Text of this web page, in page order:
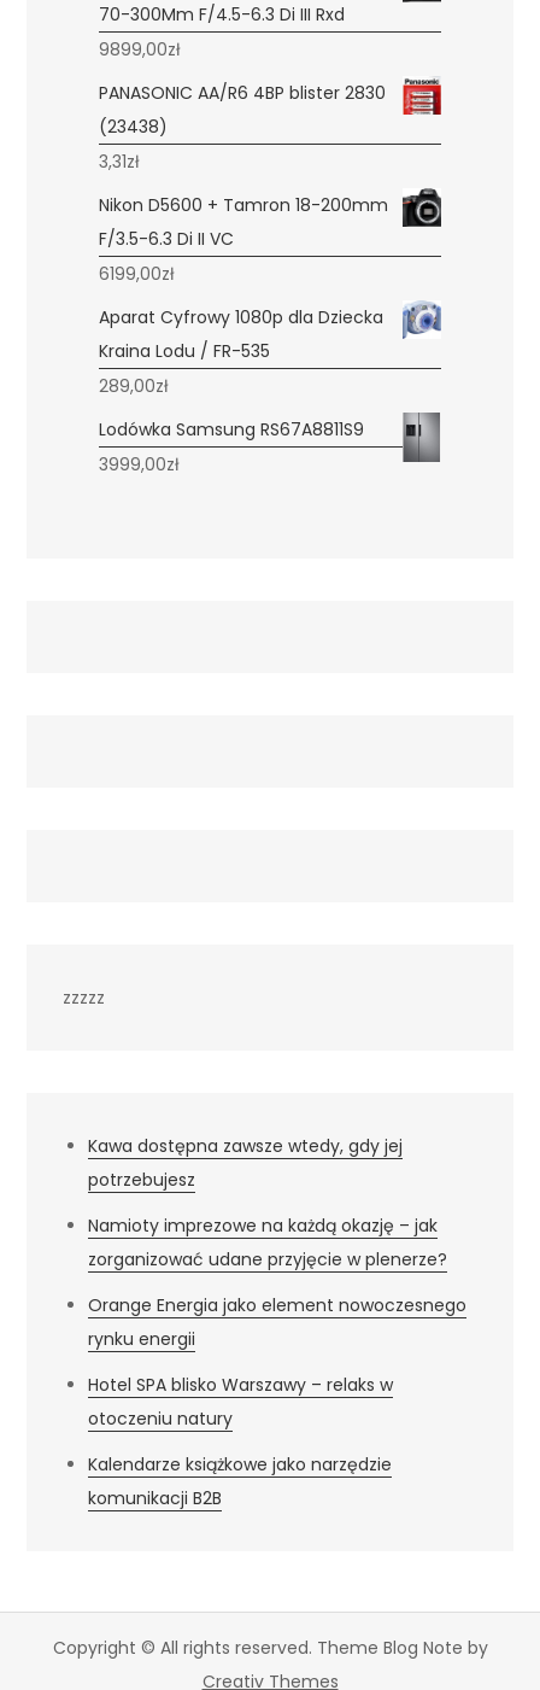
70-300Mm F/4.5-6.3 Di III Rxd
9899,00zł
PANASONIC AA/R6 4BP blister 2830
(23438)
3,31zł
Nikon D5600 + Tamron 18-200mm
F/3.5-6.3 Di II VC
6199,00zł
Aparat Cyfrowy 1080p dla Dziecka
Kraina Lodu / FR-535
289,00zł
Lodówka Samsung RS67A8811S9
3999,00zł
zzzzz
Kawa dostępna zawsze wtedy, gdy jej
potrzebujesz
Namioty imprezowe na każdą okazję – jak
zorganizować udane przyjęcie w plenerze?
Orange Energia jako element nowoczesnego
rynku energii
Hotel SPA blisko Warszawy – relaks w
otoczeniu natury
Kalendarze książkowe jako narzędzie
komunikacji B2B
Copyright © All rights reserved. Theme Blog Note by
Creativ Themes